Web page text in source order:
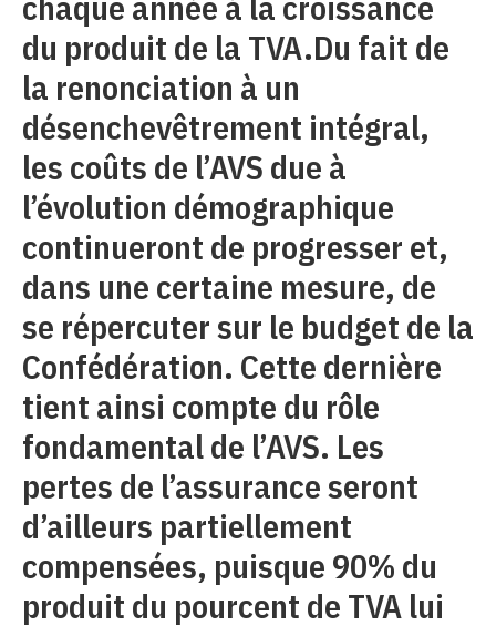
du produit de la TVA.Du fait de
la renonciation à un
désenchevêtrement intégral,
les coûts de l’AVS due à
l’évolution démographique
continueront de progresser et,
dans une certaine mesure, de
se répercuter sur le budget de la
Confédération. Cette dernière
tient ainsi compte du rôle
fondamental de l’AVS. Les
pertes de l’assurance seront
d’ailleurs partiellement
compensées, puisque 90% du
produit du pourcent de TVA lui